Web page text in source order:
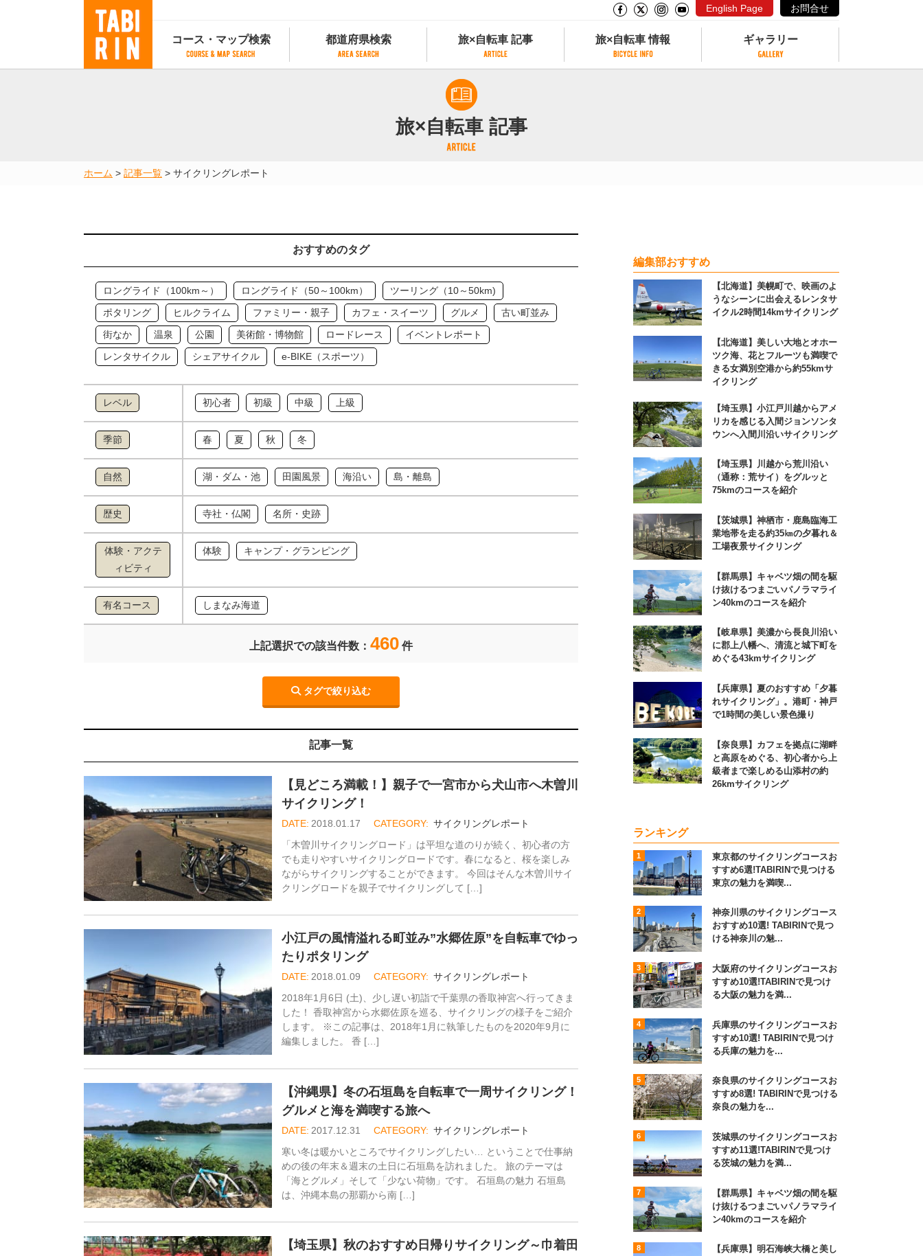
English Page お問合せ
コース・マップ検索
地図から検索
都道府県検索
都道府県別サイクリング情報
都道府県アクセスランキング
旅×自転車 記事
旅×自転車 記事
記事一覧
カテゴリから探す
旅×自転車 情報
サイクリストにやさしい宿
サイクルトレイン
タンデム自転車があるレンタサイクル
鉄道駅に近いレンタサイクル
レンタサイクルがある道の駅
ギャラリー
旅×自転車 記事
ホーム > 記事一覧 > サイクリングレポート
おすすめのタグ
ロングライド（100km～） ロングライド（50～100km）
ツーリング（10～50km)
ポタリング
ヒルクライム ファミリー・親子 カフェ・スイーツ グルメ
古い町並み
街なか
温泉 公園 美術館・博物館 ロードレース
イベントレポート
レンタサイクル
シェアサイクル e-BIKE（スポーツ）
レベル 初心者 初級 中級 上級
季節 春 夏 秋 冬
自然 湖・ダム・池 田園風景 海沿い 島・離島
歴史 寺社・仏閣 名所・史跡
体験・アクテ
ィビティ
体験 キャンプ・グランピング
有名コース しまなみ海道
上記選択での該当件数： 460 件
記事一覧
【見どころ満載！】親子で一宮市から犬山市へ木曽川
サイクリング！
2018.01.17
サイクリングレポート
「木曽川サイクリングロード」は平坦な道のりが続く、初心者の方
でも走りやすいサイクリングロードです。春になると、桜を楽しみ
ながらサイクリングすることができます。 今回はそんな木曽川サイ
クリングロードを親子でサイクリングして […]
小江戸の風情溢れる町並み”水郷佐原”を自転車でゆっ
たりポタリング
2018.01.09
サイクリングレポート
2018年1月6日 (土)、少し遅い初詣で千葉県の香取神宮へ行ってきま
した！ 香取神宮から水郷佐原を巡る、サイクリングの様子をご紹介
します。 ※この記事は、2018年1月に執筆したものを2020年9月に
編集しました。 香 […]
【沖縄県】冬の石垣島を自転車で一周サイクリング！
グルメと海を満喫する旅へ
2017.12.31
サイクリングレポート
寒い冬は暖かいところでサイクリングしたい… ということで仕事納
めの後の年末＆週末の土日に石垣島を訪れました。 旅のテーマは
「海とグルメ」そして「少ない荷物」です。 石垣島の魅力 石垣島
は、沖縄本島の那覇から南 […]
【埼玉県】秋のおすすめ日帰りサイクリング～巾着田
編集部おすすめ
【北海道】美幌町で、映画のよ
うなシーンに出会えるレンタサ
イクル2時間14kmサイクリング
【北海道】美しい大地とオホー
ツク海、花とフルーツも満喫で
きる女満別空港から約55kmサ
イクリング
【埼玉県】小江戸川越からアメ
リカを感じる入間ジョンソンタ
ウンへ入間川沿いサイクリング
【埼玉県】川越から荒川沿い
（通称：荒サイ）をグルッと
75kmのコースを紹介
【茨城県】神栖市・鹿島臨海工
業地帯を走る約35㎞の夕暮れ＆
工場夜景サイクリング
【群馬県】キャベツ畑の間を駆
け抜けるつまごいパノラマライ
ン40kmのコースを紹介
【岐阜県】美濃から長良川沿い
に郡上八幡へ、清流と城下町を
めぐる43kmサイクリング
【兵庫県】夏のおすすめ「夕暮
れサイクリング」。港町・神戸
で1時間の美しい景色撮り
【奈良県】カフェを拠点に湖畔
と高原をめぐる、初心者から上
級者まで楽しめる山添村の約
26kmサイクリング
ランキング
東京都のサイクリングコースお
すすめ6選!TABIRINで見つける
東京の魅力を満喫...
神奈川県のサイクリングコース
おすすめ10選! TABIRINで見つ
ける神奈川の魅...
大阪府のサイクリングコースお
すすめ10選!TABIRINで見つけ
る大阪の魅力を満...
兵庫県のサイクリングコースお
すすめ10選! TABIRINで見つけ
る兵庫の魅力を...
奈良県のサイクリングコースお
すすめ8選! TABIRINで見つける
奈良の魅力を...
茨城県のサイクリングコースお
すすめ11選!TABIRINで見つけ
る茨城の魅力を満...
【群馬県】キャベツ畑の間を駆
け抜けるつまごいパノラマライ
ン40kmのコースを紹介
【兵庫県】明石海峡大橋と美し